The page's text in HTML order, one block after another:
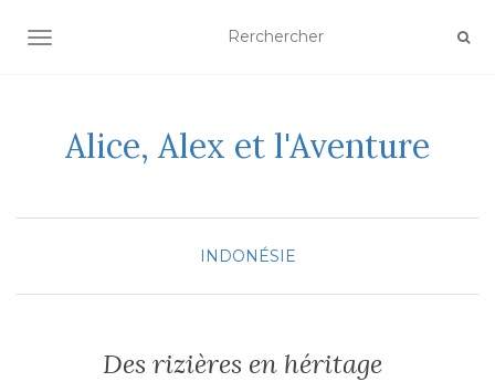
AFFICHER/MASQUER LA NAVIGATION
Alice, Alex et l'Aventure
INDONÉSIE
Des rizières en héritage